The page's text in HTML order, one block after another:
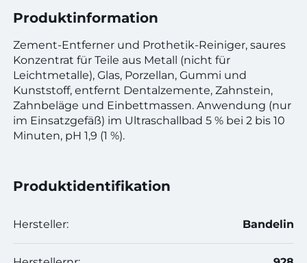
Produktinformation
Zement-Entferner und Prothetik-Reiniger, saures
Konzentrat für Teile aus Metall (nicht für
Leichtmetalle), Glas, Porzellan, Gummi und
Kunststoff, entfernt Dentalzemente, Zahnstein,
Zahnbeläge und Einbettmassen. Anwendung (nur
im Einsatzgefäß) im Ultraschallbad 5 % bei 2 bis 10
Minuten, pH 1,9 (1 %).
Produktidentifikation
Hersteller: Bandelin